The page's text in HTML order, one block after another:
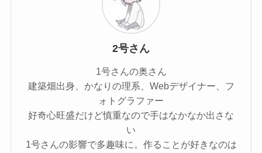
2号さん
1号さんの奥さん
建築畑出身、かなりの理系、Webデザイナー、フ
ォトグラファー
好奇心旺盛だけど慎重なので手はなかなか出さな
い
1号さんの影響で多趣味に。作ることが好きなのは